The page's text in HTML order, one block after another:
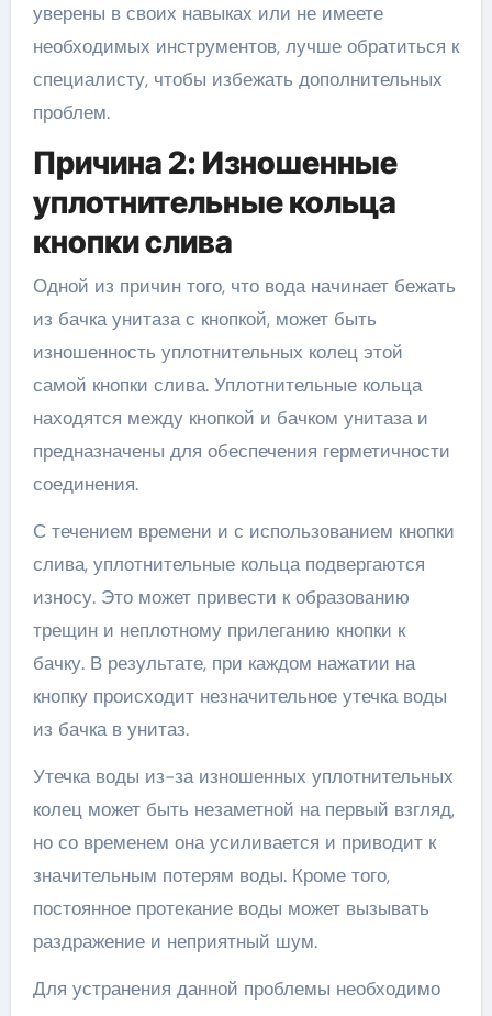
уверены в своих навыках или не имеете
необходимых инструментов, лучше обратиться к
специалисту, чтобы избежать дополнительных
проблем.
Причина 2: Изношенные
уплотнительные кольца
кнопки слива
Одной из причин того, что вода начинает бежать
из бачка унитаза с кнопкой, может быть
изношенность уплотнительных колец этой
самой кнопки слива. Уплотнительные кольца
находятся между кнопкой и бачком унитаза и
предназначены для обеспечения герметичности
соединения.
С течением времени и с использованием кнопки
слива, уплотнительные кольца подвергаются
износу. Это может привести к образованию
трещин и неплотному прилеганию кнопки к
бачку. В результате, при каждом нажатии на
кнопку происходит незначительное утечка воды
из бачка в унитаз.
Утечка воды из-за изношенных уплотнительных
колец может быть незаметной на первый взгляд,
но со временем она усиливается и приводит к
значительным потерям воды. Кроме того,
постоянное протекание воды может вызывать
раздражение и неприятный шум.
Для устранения данной проблемы необходимо